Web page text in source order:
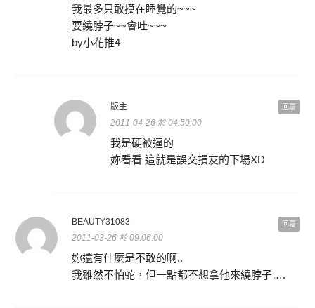
我最多只敢摸在睡覺的~~~
要繞脖子~~會吐~~~
by小花推4
回覆
版主
2011-04-26 於 04:50:00
我是硬被逼的
妳看看 這就是誤交損友的下場XD
回覆
BEAUTY31083
2011-03-26 於 09:06:00
妳還有什麼是不敢的啊..
我雖然不怕蛇，但一點都不想拿他來繞脖子….